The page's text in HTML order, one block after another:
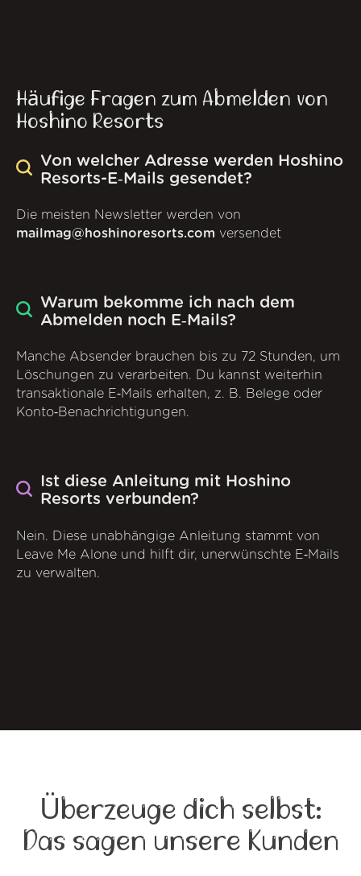
Häufige Fragen zum Abmelden von
Hoshino Resorts
Von welcher Adresse werden Hoshino
Resorts-E‑Mails gesendet?
Die meisten Newsletter werden von
mailmag@hoshinoresorts.com versendet
Warum bekomme ich nach dem
Abmelden noch E‑Mails?
Manche Absender brauchen bis zu 72 Stunden, um
Löschungen zu verarbeiten. Du kannst weiterhin
transaktionale E‑Mails erhalten, z. B. Belege oder
Konto‑Benachrichtigungen.
Ist diese Anleitung mit Hoshino
Resorts verbunden?
Nein. Diese unabhängige Anleitung stammt von
Leave Me Alone und hilft dir, unerwünschte E‑Mails
zu verwalten.
Überzeuge dich selbst:
Das sagen unsere Kunden